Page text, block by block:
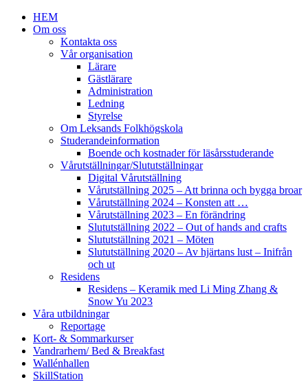
HEM
Om oss
Kontakta oss
Vår organisation
Lärare
Gästlärare
Administration
Ledning
Styrelse
Om Leksands Folkhögskola
Studerandeinformation
Boende och kostnader för läsårsstuderande
Vårutställningar/Slututställningar
Digital Vårutställning
Vårutställning 2025 – Att brinna och bygga broar
Vårutställning 2024 – Konsten att …
Vårutställning 2023 – En förändring
Slututställning 2022 – Out of hands and crafts
Slututställning 2021 – Möten
Slututställning 2020 – Av hjärtans lust – Inifrån
och ut
Residens
Residens – Keramik med Li Ming Zhang &
Snow Yu 2023
Våra utbildningar
Reportage
Kort- & Sommarkurser
Vandrarhem/ Bed & Breakfast
Wallénhallen
SkillStation